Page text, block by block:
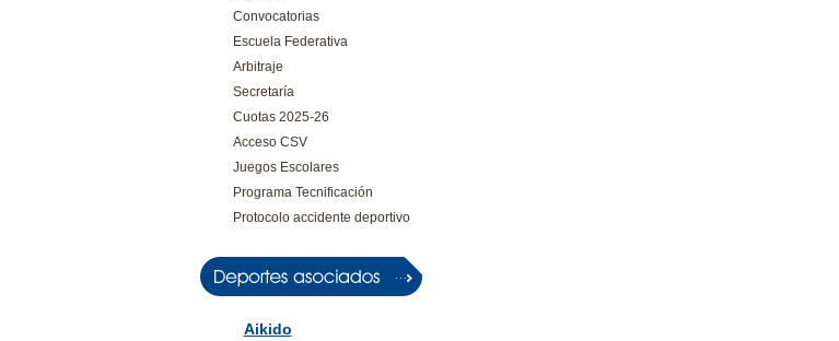
Convocatorias
Escuela Federativa
Arbitraje
Secretaría
Cuotas 2025-26
Acceso CSV
Juegos Escolares
Programa Tecnificación
Protocolo accidente deportivo
Aikido